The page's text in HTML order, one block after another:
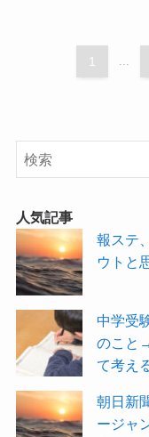
1 ...
人気記事
報ステ
ウトと
中学受
のこと
て考え
朝日新
ージャ